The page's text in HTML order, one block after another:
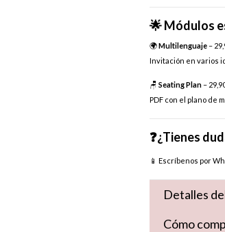
🌟 Módulos
🌍Multilenguaje–
Invitación en varios
🪑 Seating Plan–
PDF con el plano de
❓¿Tienes
📱 Escríbenos por
Detalles
Cómo